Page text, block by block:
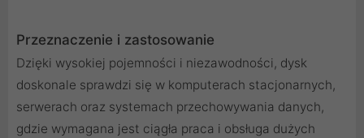
Przeznaczenie i zastosowanie
Dzięki wysokiej pojemności i niezawodności, dysk
doskonale sprawdzi się w komputerach stacjonarnych,
serwerach oraz systemach przechowywania danych,
gdzie wymagana jest ciągła praca i obsługa dużych